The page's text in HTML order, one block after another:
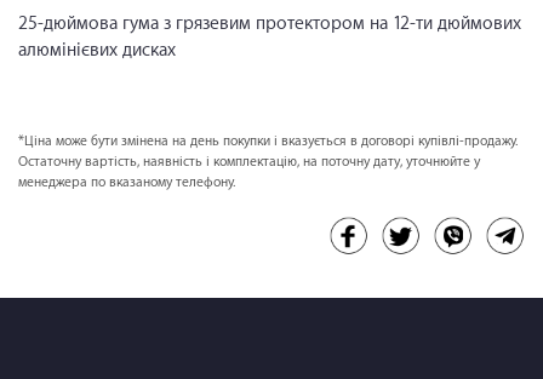
25-дюймова гума з грязевим протектором на 12-ти дюймових
алюмінієвих дисках
*Ціна може бути змінена на день покупки і вказується в договорі купівлі-продажу.
Остаточну вартість, наявність і комплектацію, на поточну дату, уточнюйте у
менеджера по вказаному телефону.